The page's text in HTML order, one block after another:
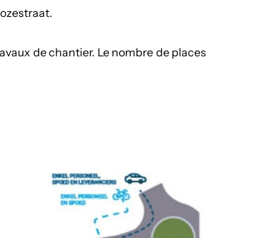
de chantier. Le nombre de places